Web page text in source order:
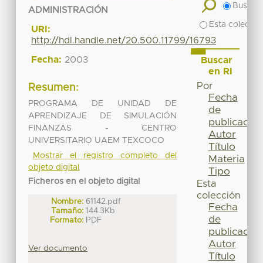
ADMINISTRACIÓN
URI:
http://hdl.handle.net/20.500.11799/16793
Fecha: 2003
Resumen:
PROGRAMA DE UNIDAD DE
APRENDIZAJE DE SIMULACIÓN
FINANZAS - CENTRO
UNIVERSITARIO UAEM TEXCOCO
Mostrar el registro completo del
objeto digital
Ficheros en el objeto digital
Nombre: 61142.pdf
Tamaño: 144.3Kb
Formato: PDF
Ver documento
Buscar
Esta
Buscar
en RI
Por
Fecha
de
publicación
Autor
Título
Materia
Tipo
Esta
colección
Fecha
de
publicación
Autor
Título